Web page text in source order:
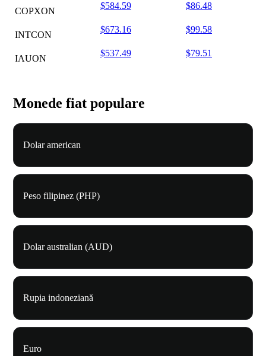
COPXON
$584.59 $86.48
INTCON
$673.16 $99.58
IAUON
$537.49 $79.51
Monede fiat populare
Dolar american
Peso filipinez (PHP)
Dolar australian (AUD)
Rupia indoneziană
Euro